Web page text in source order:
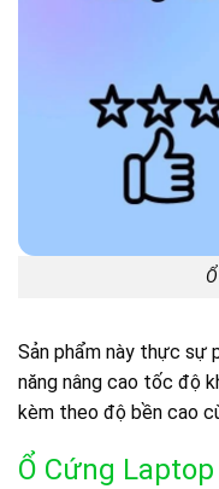
Sản phẩm này thực sự
năng nâng cao tốc độ
kèm theo độ bền cao
Ổ Cứng